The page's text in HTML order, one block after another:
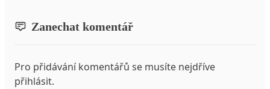
Zanechat komentář
Pro přidávání komentářů se musíte nejdříve
přihlásit.